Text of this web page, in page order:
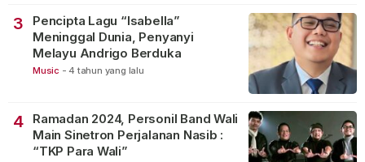
3
Pencipta Lagu “Isabella”
Meninggal Dunia, Penyanyi
Melayu Andrigo Berduka
Music - 4 tahun yang lalu
4
Ramadan 2024, Personil Band Wali
Main Sinetron Perjalanan Nasib :
“TKP Para Wali”